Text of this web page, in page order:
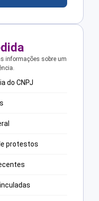
informações sobre um
do CNPJ
protestos